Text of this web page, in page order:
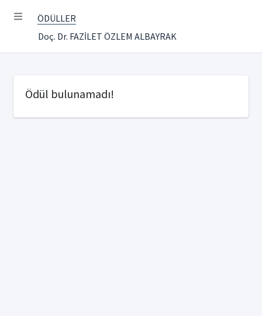
ÖDÜLLER
Doç. Dr. FAZİLET ÖZLEM ALBAYRAK
Ödül bulunamadı!